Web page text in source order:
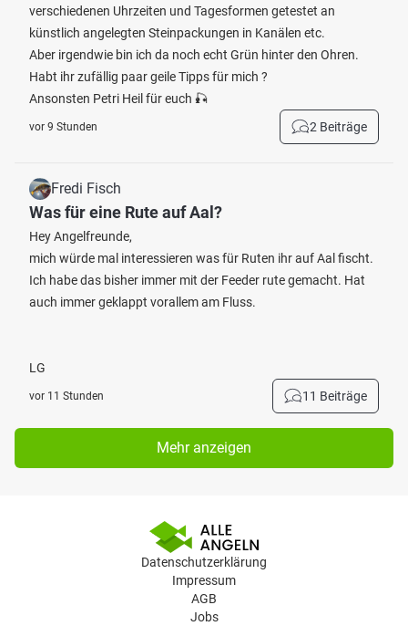
verschiedenen Uhrzeiten und Tagesformen getestet an
künstlich angelegten Steinpackungen in Kanälen etc.
Aber irgendwie bin ich da noch echt Grün hinter den Ohren.
Habt ihr zufällig paar geile Tipps für mich ?
Ansonsten Petri Heil für euch 🎣
vor 9 Stunden 2 Beiträge
Fredi Fisch
Was für eine Rute auf Aal?
Hey Angelfreunde,
mich würde mal interessieren was für Ruten ihr auf Aal fischt.
Ich habe das bisher immer mit der Feeder rute gemacht. Hat
auch immer geklappt vorallem am Fluss.
LG
vor 11 Stunden 11 Beiträge
Mehr anzeigen
Datenschutzerklärung
Impressum
AGB
Jobs